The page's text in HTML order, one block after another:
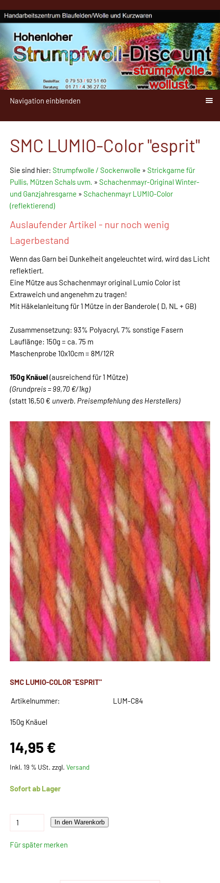
Navigation einblenden
SMC LUMIO-Color "esprit"
Sie sind hier: Strumpfwolle / Sockenwolle » Strickgarne für
Pullis, Mützen Schals uvm. » Schachenmayr-Original Winter-
und Ganzjahresgarne » Schachenmayr LUMIO-Color
(reflektierend)
Auslaufender Artikel - nur noch wenig
Lagerbestand
Wenn das Garn bei Dunkelheit angeleuchtet wird, wird das Licht
reflektiert.
Eine Mütze aus Schachenmayr original Lumio Color ist
Extraweich und angenehm zu tragen!
Mit Häkelanleitung für 1 Mütze in der Banderole ( D, NL + GB)
Zusammensetzung: 93% Polyacryl, 7% sonstige Fasern
Lauflänge: 150g = ca. 75 m
Maschenprobe 10x10cm = 8M/12R
150g Knäuel (ausreichend für 1 Mütze)
(Grundpreis = 99,70 €/1kg)
(statt 16,50 € unverb. Preisempfehlung des Herstellers)
SMC LUMIO-COLOR "ESPRIT"
Artikelnummer: LUM-C84
150g Knäuel
14,95 €
Inkl. 19 % USt. zzgl. Versand
Sofort ab Lager
In den Warenkorb
Für später merken